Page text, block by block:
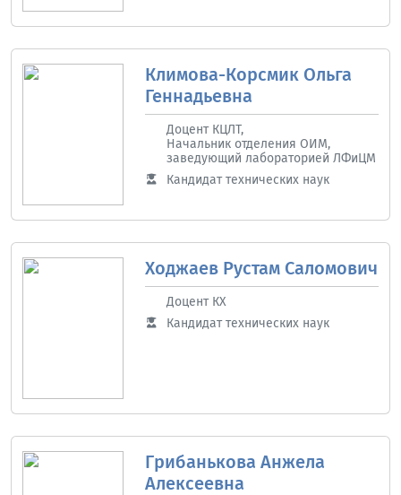
Климова-Корсмик Ольга
Геннадьевна
Доцент КЦЛТ,
Начальник отделения ОИМ,
заведующий лабораторией ЛФиЦМ
Кандидат технических наук
Ходжаев Рустам Саломович
Доцент КХ
Кандидат технических наук
Грибанькова Анжела
Алексеевна